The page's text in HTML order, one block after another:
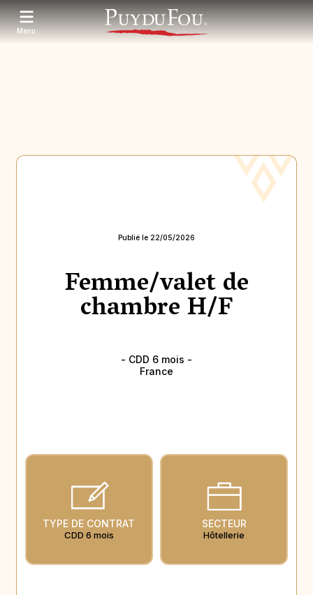
Aller
au
contenu
principal
Menu
Publié le 22/05/2026
Femme/valet de
chambre H/F
- CDD 6 mois -
France
TYPE DE CONTRAT
CDD 6 mois
SECTEUR
Hôtellerie